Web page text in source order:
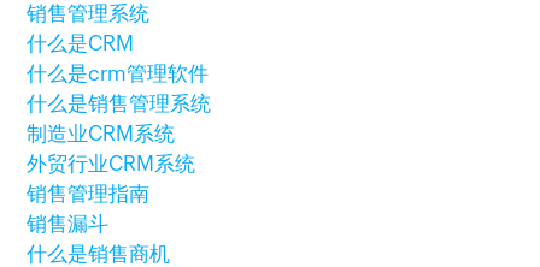
销售管理系统
什么是CRM
什么是crm管理软件
什么是销售管理系统
制造业CRM系统
外贸行业CRM系统
销售管理指南
销售漏斗
什么是销售商机